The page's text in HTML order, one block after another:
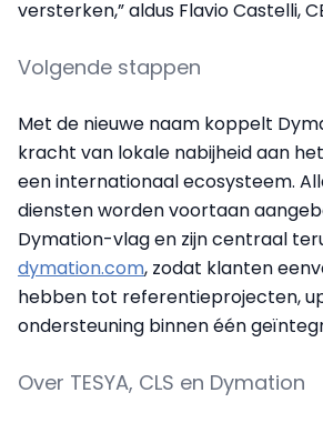
versterken,” aldus Flavio Castelli,
Volgende stappen
Met de nieuwe naam koppelt
kracht van lokale nabijheid aan
een internationaal ecosysteem.
diensten worden voortaan
Dymation-vlag en zijn centraal
dymation.com, zodat klanten
hebben tot referentieprojecten,
ondersteuning binnen één
Over TESYA, CLS en Dymation